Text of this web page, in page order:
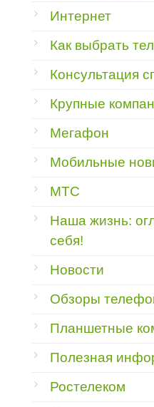
Интернет
Как выбрать
Консультация
Крупные
Мегафон
Мобильные
МТС
Наша жизнь:
себя!
Новости
Обзоры
Планшетные
Полезная
Ростелеком